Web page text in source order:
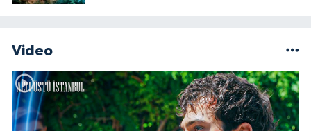
Video